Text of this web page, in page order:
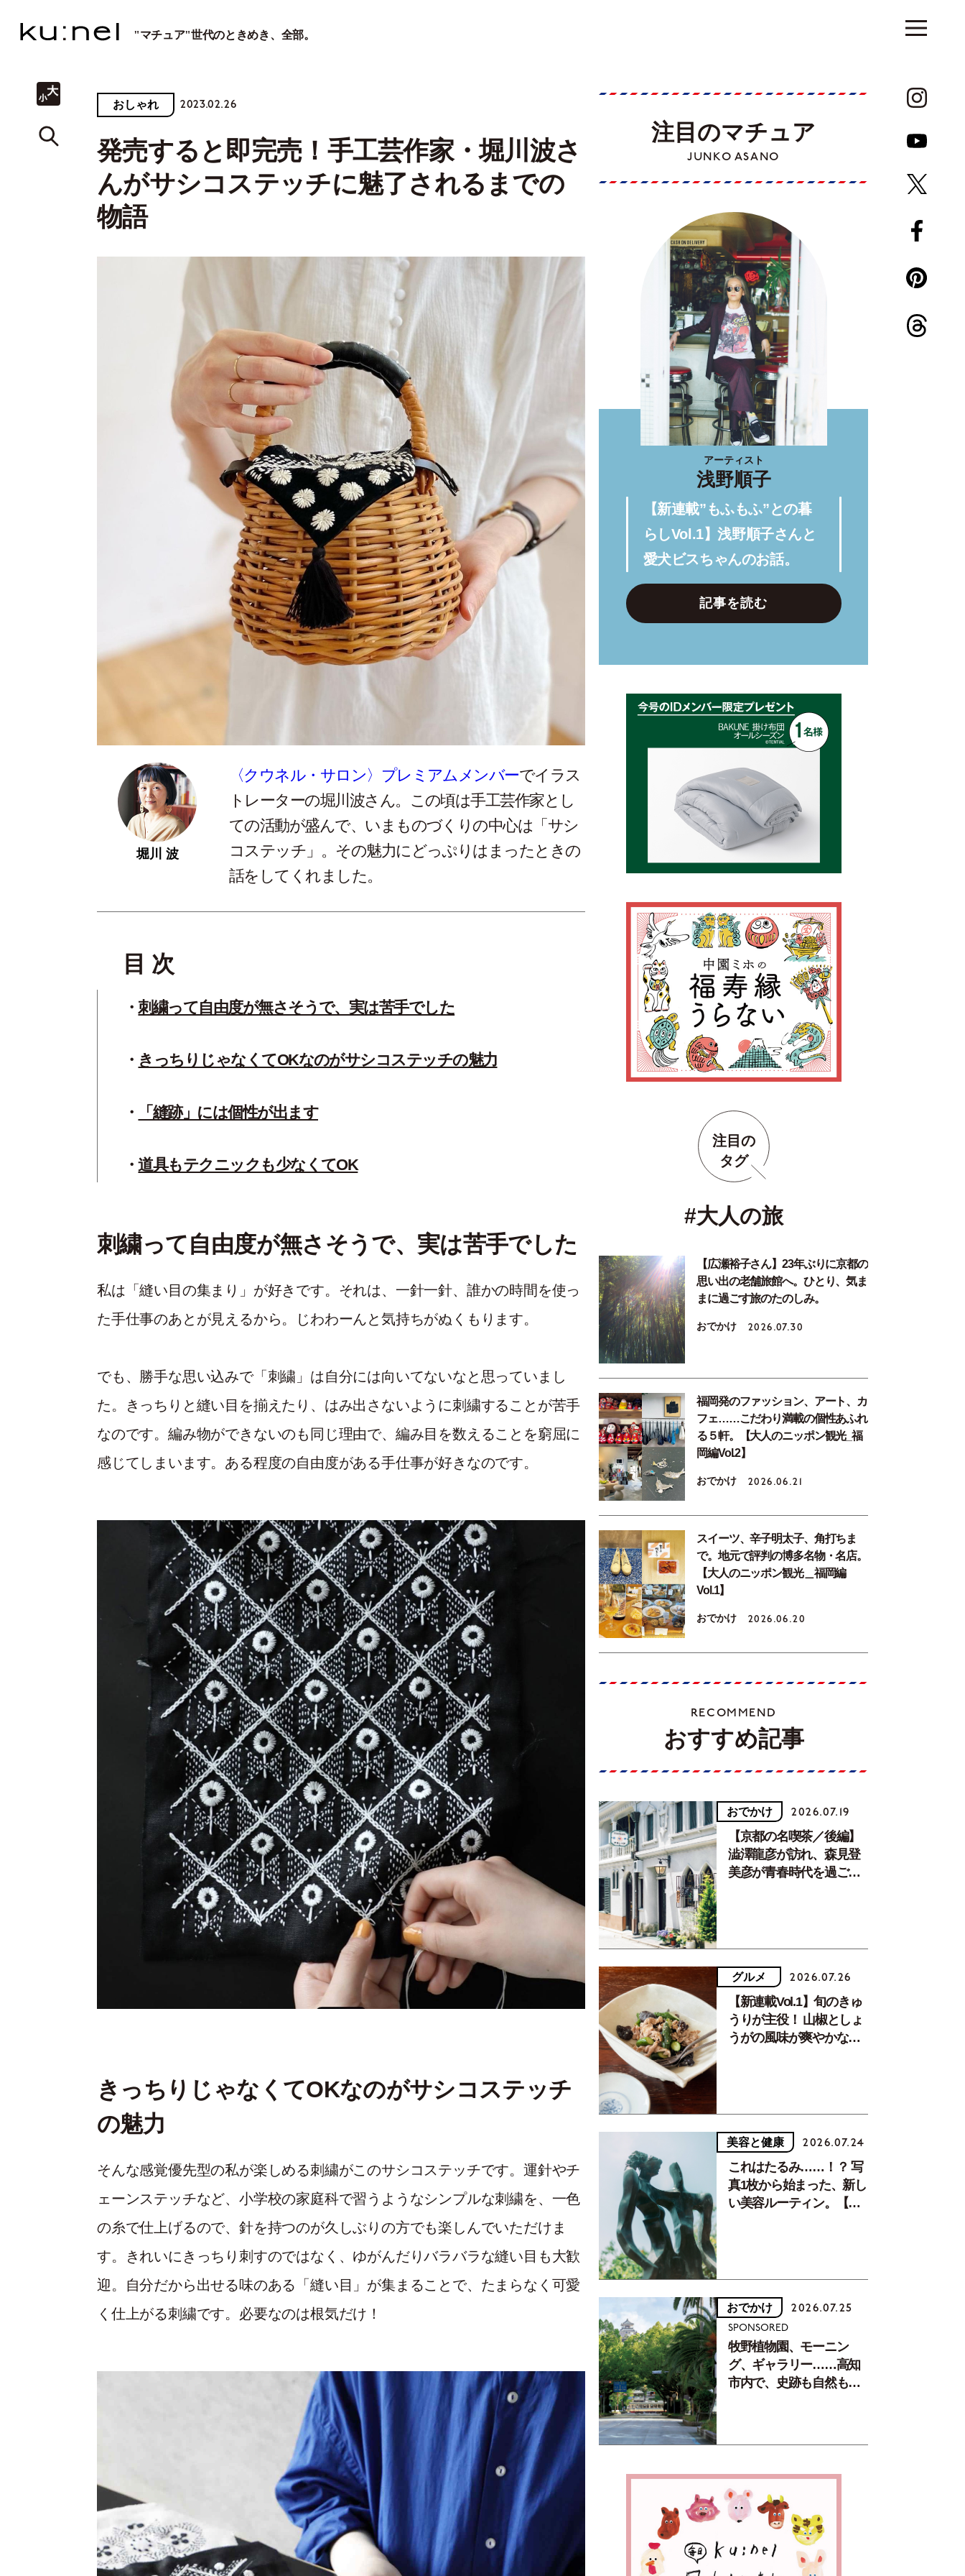
"マチュア"世代のときめき、全部。
おしゃれ 2023.02.26
発売すると即完売！手工芸作家・堀川波さ
んがサシコステッチに魅了されるまでの
物語
堀川 波
〈クウネル・サロン〉プレミアムメンバーでイラス
トレーターの堀川波さん。この頃は手工芸作家とし
ての活動が盛んで、いまものづくりの中心は「サシ
コステッチ」。その魅力にどっぷりはまったときの
話をしてくれました。
目 次
刺繍って自由度が無さそうで、実は苦手でした
きっちりじゃなくてOKなのがサシコステッチの魅力
「縫跡」には個性が出ます
道具もテクニックも少なくてOK
刺繍って自由度が無さそうで、実は苦手でした
私は「縫い目の集まり」が好きです。それは、一針一針、誰かの時間を使っ
た手仕事のあとが見えるから。じわわーんと気持ちがぬくもります。
でも、勝手な思い込みで「刺繍」は自分には向いてないなと思っていまし
た。きっちりと縫い目を揃えたり、はみ出さないように刺繍することが苦手
なのです。編み物ができないのも同じ理由で、編み目を数えることを窮屈に
感じてしまいます。ある程度の自由度がある手仕事が好きなのです。
きっちりじゃなくてOKなのがサシコステッチ
の魅力
そんな感覚優先型の私が楽しめる刺繍がこのサシコステッチです。運針やチ
ェーンステッチなど、小学校の家庭科で習うようなシンプルな刺繍を、一色
の糸で仕上げるので、針を持つのが久しぶりの方でも楽しんでいただけま
す。きれいにきっちり刺すのではなく、ゆがんだりバラバラな縫い目も大歓
迎。自分だから出せる味のある「縫い目」が集まることで、たまらなく可愛
く仕上がる刺繍です。必要なのは根気だけ！
注目のマチュア
JUNKO ASANO
アーティスト
浅野順子
【新連載”もふもふ”との暮
らしVol.1】浅野順子さんと
愛犬ビスちゃんのお話。
記事を読む
注目の
タグ
#大人の旅
【広瀬裕子さん】23年ぶりに京都の
思い出の老舗旅館へ。ひとり、気ま
まに過ごす旅のたのしみ。
おでかけ 2026.07.30
福岡発のファッション、アート、カ
フェ……こだわり満載の個性あふれ
る５軒。【大人のニッポン観光_福
岡編Vol.2】
おでかけ 2026.06.21
スイーツ、辛子明太子、角打ちま
で。地元で評判の博多名物・名店。
【大人のニッポン観光＿福岡編
Vol.1】
おでかけ 2026.06.20
RECOMMEND
おすすめ記事
おでかけ 2026.07.19
【京都の名喫茶／後編】
澁澤龍彦が訪れ、森見登
美彦が青春時代を過ごし
グルメ 2026.07.26
【新連載Vol.1】旬のきゅ
うりが主役！ 山椒としょ
うがの風味が爽やかな、
美容と健康 2026.07.24
これはたるみ……！？ 写
真1枚から始まった、新し
い美容ルーティン。【中
おでかけ 2026.07.25
SPONSORED
牧野植物園、モーニン
グ、ギャラリー……高知
市内で、史跡も自然もグ